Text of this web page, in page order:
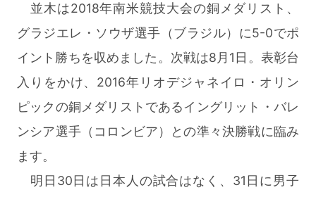
並木は2018年南米競技大会の銅メダリスト、
グラジエレ・ソウザ選手（ブラジル）に5-0でポ
イント勝ちを収めました。次戦は8月1日。表彰台
入りをかけ、2016年リオデジャネイロ・オリン
ピックの銅メダリストであるイングリット・バレ
ンシア選手（コロンビア）との準々決勝戦に臨み
ます。
明日30日は日本人の試合はなく、31日に男子